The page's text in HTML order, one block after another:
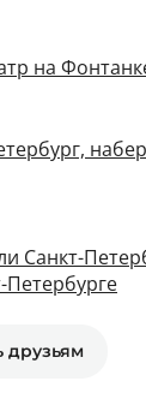
на
Санкт-
Петербурге
друзьям